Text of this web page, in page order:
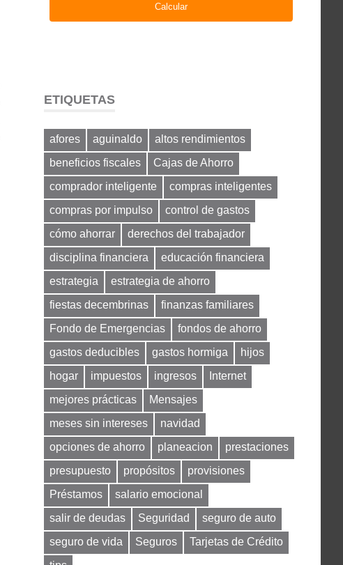
ETIQUETAS
afores aguinaldo
altos rendimientos
beneficios fiscales
Cajas de Ahorro
comprador inteligente
compras inteligentes
compras por impulso
control de gastos
cómo ahorrar
derechos del trabajador
disciplina financiera
educación financiera
estrategia
estrategia de ahorro
fiestas decembrinas
finanzas familiares
Fondo de Emergencias
fondos de ahorro
gastos deducibles
gastos hormiga
hijos
hogar
impuestos ingresos
Internet
mejores prácticas
Mensajes
meses sin intereses
navidad
opciones de ahorro
planeacion
prestaciones
presupuesto
propósitos
provisiones
Préstamos
salario emocional
salir de deudas
Seguridad
seguro de auto
seguro de vida
Seguros
Tarjetas de Crédito